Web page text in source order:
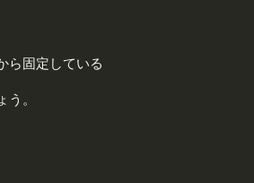
ら固定している
。